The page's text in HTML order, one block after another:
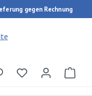
gegen Rechnung
Du hast 0